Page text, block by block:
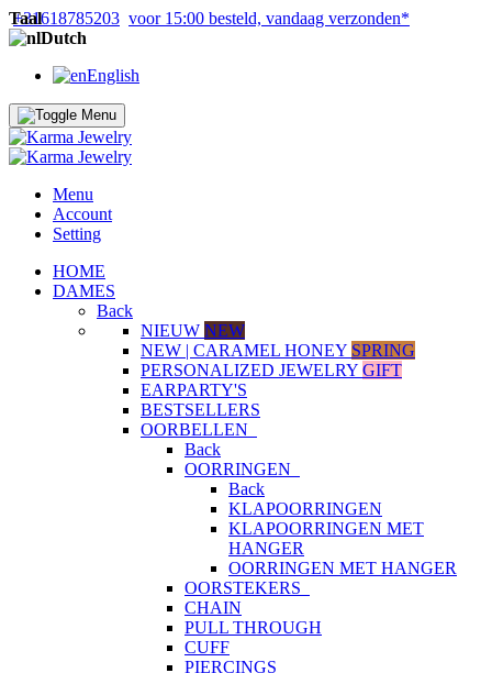
+31618785203 voor 15:00 besteld, vandaag verzonden*
Taal
Dutch
English
Menu
Account
Setting
HOME
DAMES
Back
NIEUW NEW
NEW | CARAMEL HONEY SPRING
PERSONALIZED JEWELRY GIFT
EARPARTY'S
BESTSELLERS
OORBELLEN
Back
OORRINGEN
Back
KLAPOORRINGEN
KLAPOORRINGEN MET
HANGER
OORRINGEN MET HANGER
OORSTEKERS
CHAIN
PULL THROUGH
CUFF
PIERCINGS